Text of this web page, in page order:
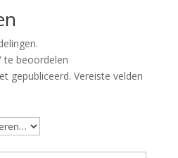
te beoordelen
gepubliceerd. Vereiste velden